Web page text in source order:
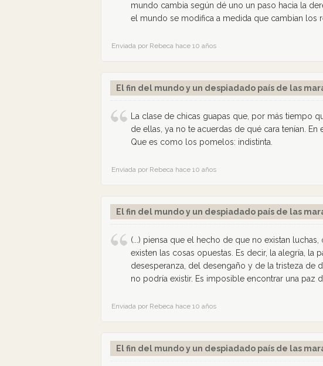
mundo cambia según dé uno un paso hacia la
el mundo se modifica a medida que cambian los
Enviada por Rebeca hace 10 años
El fin del mundo y un despiadado país de las
La clase de chicas guapas que, por más tiempo
de ellas, ya no te acuerdas de qué cara tenían.
Que es como los pomelos: indistinta.
Enviada por Rebeca hace 10 años
El fin del mundo y un despiadado país de las
(...) piensa que el hecho de que no existan
existen las cosas opuestas. Es decir, la alegría, la
desesperanza, del desengaño y de la tristeza de
no podría existir. Es imposible encontrar una paz
Enviada por Rebeca hace 10 años
El fin del mundo y un despiadado país de las